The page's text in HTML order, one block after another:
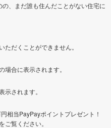
、まだ誰も住んだことがない住宅に
だくことができません。
合に表示されます。
されます。
相当PayPayポイントプレゼント！
をご覧ください。